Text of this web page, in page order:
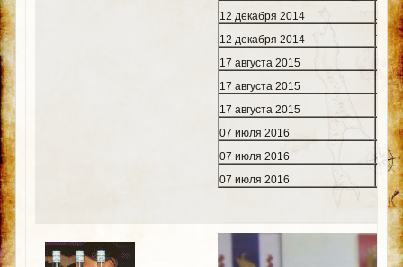
12 декабря 2014
12 декабря 2014
17 августа 2015
17 августа 2015
17 августа 2015
07 июля 2016
07 июля 2016
07 июля 2016